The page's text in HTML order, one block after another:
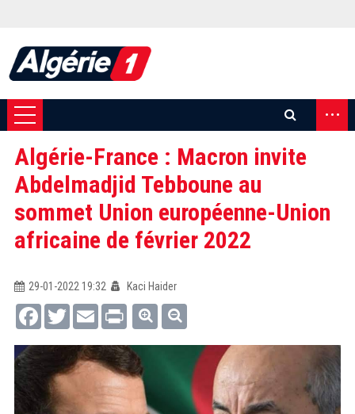
...
Algérie-France : Macron invite
Abdelmadjid Tebboune au
sommet Union européenne-Union
africaine de février 2022
29-01-2022 19:32
Kaci Haider
FacebookTwitterEmail Print